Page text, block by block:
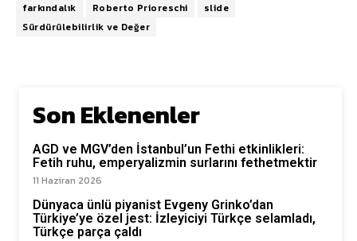
farkındalık
Roberto Prioreschi
slide
Sürdürülebilirlik ve Değer
Son Eklenenler
AGD ve MGV’den İstanbul’un Fethi etkinlikleri:
Fetih ruhu, emperyalizmin surlarını fethetmektir
11 Haziran 2026
Dünyaca ünlü piyanist Evgeny Grinko’dan
Türkiye’ye özel jest: İzleyiciyi Türkçe selamladı,
Türkçe parça çaldı